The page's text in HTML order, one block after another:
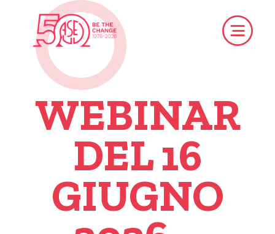
WEBINAR
DEL 16
GIUGNO